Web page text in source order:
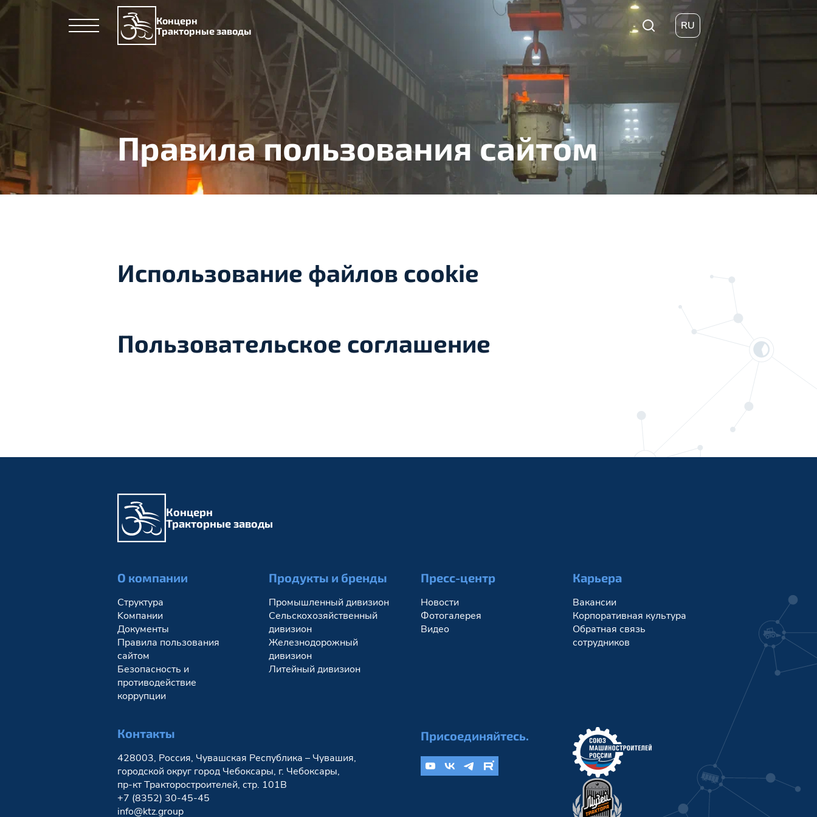
Концерн
Тракторные заводы
RU
Правила пользования сайтом
Использование файлов cookie
Пользовательское соглашение
Концерн
Тракторные заводы
О компании
Структура
Kомпании
Документы
Правила пользования
сайтом
Безопасность и
противодействие
коррупции
Продукты и бренды
Промышленный дивизион
Сельскохозяйственный
дивизион
Железнодорожный
дивизион
Литейный дивизион
Пресс-центр
Новости
Фотогалерея
Видео
Карьера
Вакансии
Корпоративная культура
Обратная связь
сотрудников
Контакты
428003, Россия, Чувашская Республика – Чувашия,
городской округ город Чебоксары, г. Чебоксары,
пр-кт Тракторостроителей, стр. 101В
+7 (8352) 30-45-45
info@ktz.group
Присоединяйтесь.